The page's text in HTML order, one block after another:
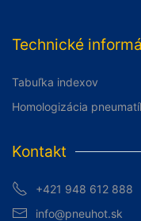
Technické
Tabuľka indexov
Homologizácia
Kontakt
+421 948 612 888
info@pneuhot.sk